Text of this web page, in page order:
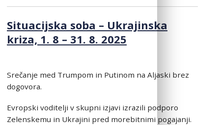
Situacijska soba – Ukrajinska
kriza, 1. 8 – 31. 8. 2025
Srečanje med Trumpom in Putinom na Aljaski brez
dogovora.
Evropski voditelji v skupni izjavi izrazili podporo
Zelenskemu in Ukrajini pred morebitnimi pogajanji.